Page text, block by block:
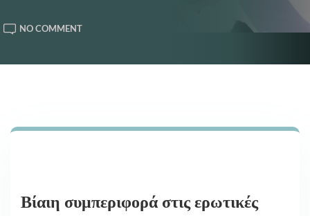
NO COMMENTON
Βίαιη συμπεριφορά στις ερωτικές